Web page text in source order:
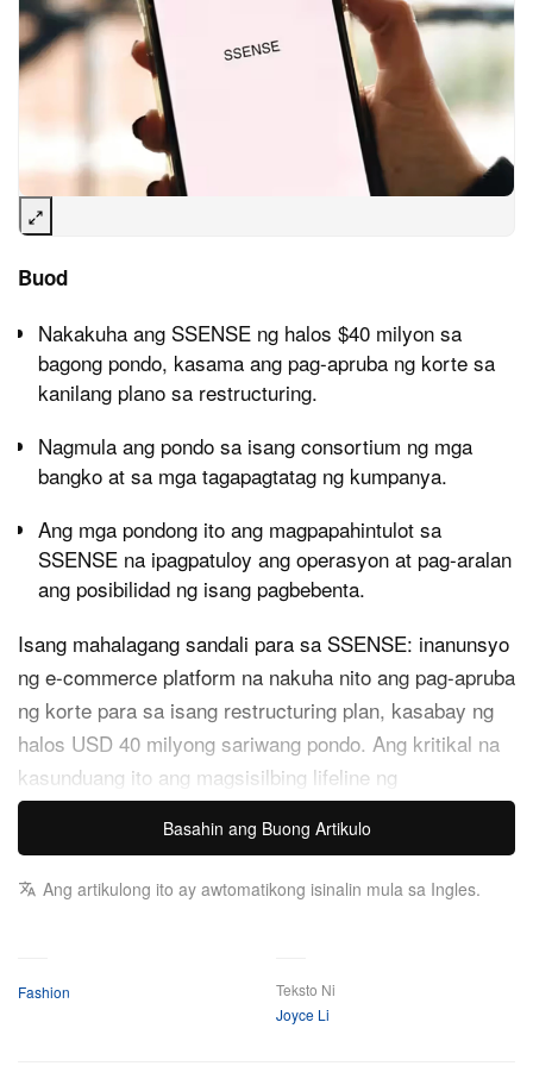
Buod
Nakakuha ang SSENSE ng halos $40 milyon sa
bagong pondo, kasama ang pag-apruba ng korte sa
kanilang plano sa restructuring.
Nagmula ang pondo sa isang consortium ng mga
bangko at sa mga tagapagtatag ng kumpanya.
Ang mga pondong ito ang magpapahintulot sa
SSENSE na ipagpatuloy ang operasyon at pag-aralan
ang posibilidad ng isang pagbebenta.
Isang mahalagang sandali para sa SSENSE: inanunsyo
ng e-commerce platform na nakuha nito ang pag-apruba
ng korte para sa isang restructuring plan, kasabay ng
halos USD 40 milyong sariwang pondo. Ang kritikal na
kasunduang ito ang magsisilbing lifeline ng
nahihirapang online retailer upang magpatuloy sa
operasyon sa ilalim ng pamumuno ng mga founder at
patatagin ang negosyo.
kasunod ng isang mahirap na yugto para sa kumpanya.
Noong 2021, tinatayang nasa $5 bilyon ang halaga ng
Basahin ang Buong Artikulo
Ang artikulong ito ay awtomatikong isinalin mula sa Ingles.
Fashion
Teksto Ni
Joyce Li